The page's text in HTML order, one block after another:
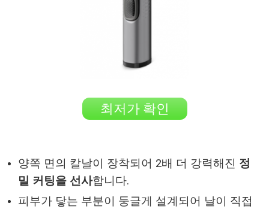
최저가 확인
양쪽 면의 칼날이 장착되어 2배 더 강력해진 정
밀 커팅을 선사합니다.
피부가 닿는 부분이 둥글게 설계되어 날이 직접